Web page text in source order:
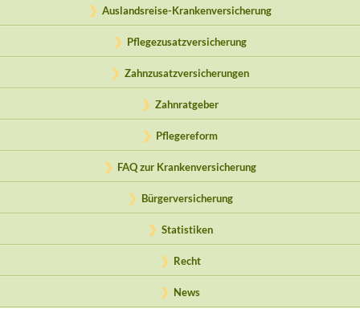
Auslandsreise-Krankenversicherung
Pflegezusatzversicherung
Zahnzusatzversicherungen
Zahnratgeber
Pflegereform
FAQ zur Krankenversicherung
Bürgerversicherung
Statistiken
Recht
News